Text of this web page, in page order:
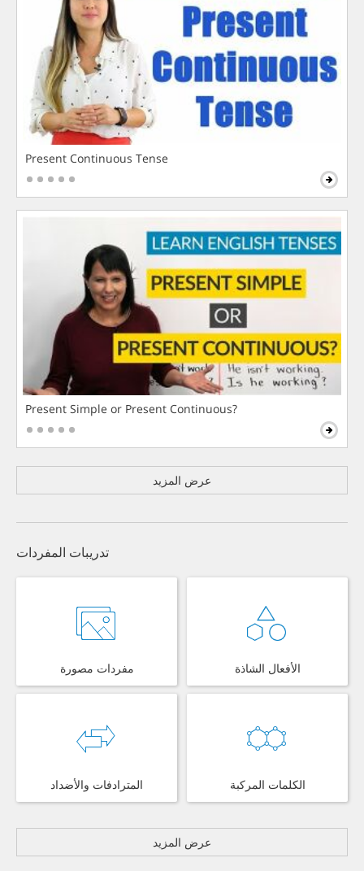
Present Continuous Tense
Present Simple or Present Continuous?
عرض المزيد
تدريبات المفردات
مفردات مصورة الأفعال الشاذة
المترادفات والأضداد الكلمات المركبة
عرض المزيد